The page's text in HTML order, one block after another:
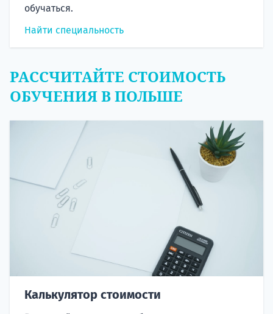
обучаться.
Найти специальность
РАССЧИТАЙТЕ СТОИМОСТЬ
ОБУЧЕНИЯ В ПОЛЬШЕ
Калькулятор стоимости